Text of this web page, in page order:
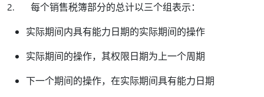
2. 每个销售税簿部分的总计以三个组表示：
实际期间内具有能力日期的实际期间的操作
实际期间的操作，其权限日期为上一个周期
下一个期间的操作，在实际期间具有能力日期